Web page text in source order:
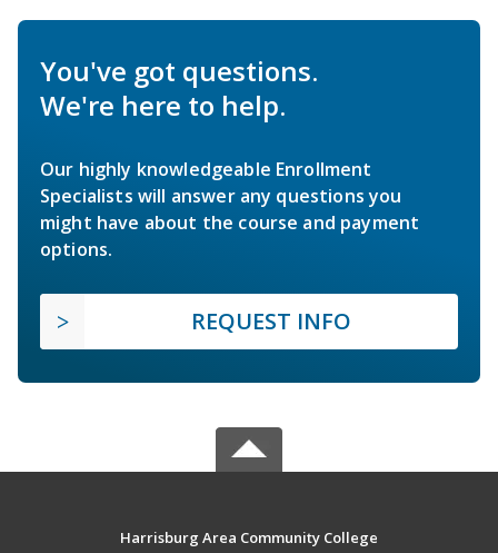
You've got questions.
We're here to help.
Our highly knowledgeable Enrollment
Specialists will answer any questions you
might have about the course and payment
options.
REQUEST INFO
Harrisburg Area Community College